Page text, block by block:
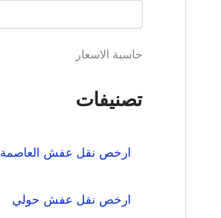
حاسبة الاسعار
تصنيفات
ارخص نقل عفش العاصمة
ارخص نقل عفش حولي